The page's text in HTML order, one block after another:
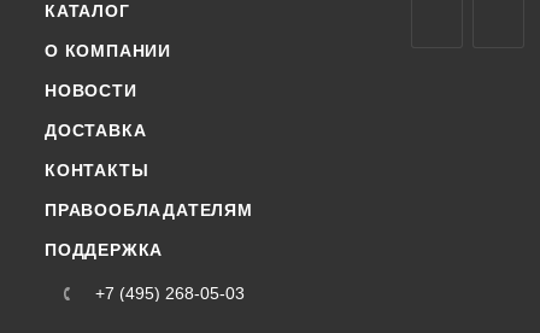
КАТАЛОГ
О КОМПАНИИ
НОВОСТИ
ДОСТАВКА
КОНТАКТЫ
ПРАВООБЛАДАТЕЛЯМ
ПОДДЕРЖКА
+7 (495) 268-05-03